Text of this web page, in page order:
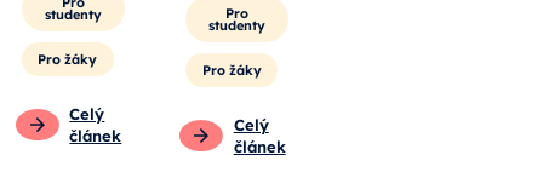
Pro rodiče
Pro
studenty
Pro žáky
Pro
studenty
Pro žáky
Celý
článek